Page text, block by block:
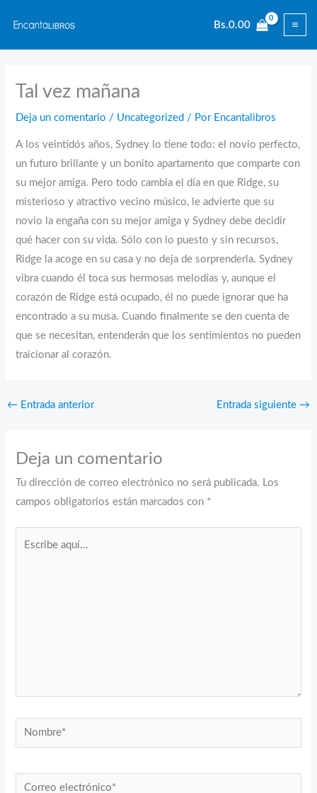
contenido
Bs.0.00
Tal vez mañana
Deja un comentario / Uncategorized / Por Encantalibros
A los veintidós años, Sydney lo tiene todo: el novio perfecto,
un futuro brillante y un bonito apartamento que comparte con
su mejor amiga. Pero todo cambia el día en que Ridge, su
misterioso y atractivo vecino músico, le advierte que su
novio la engaña con su mejor amiga y Sydney debe decidir
qué hacer con su vida. Sólo con lo puesto y sin recursos,
Ridge la acoge en su casa y no deja de sorprenderla. Sydney
vibra cuando él toca sus hermosas melodías y, aunque el
corazón de Ridge está ocupado, él no puede ignorar que ha
encontrado a su musa. Cuando finalmente se den cuenta de
que se necesitan, entenderán que los sentimientos no pueden
traicionar al corazón.
← Entrada anterior Entrada siguiente →
Deja un comentario
Tu dirección de correo electrónico no será publicada. Los
campos obligatorios están marcados con *
Nombre*
Correo